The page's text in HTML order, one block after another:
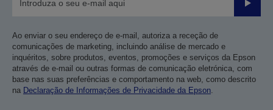
Enviar
Ao enviar o seu endereço de e-mail, autoriza a receção de
comunicações de marketing, incluindo análise de mercado e
inquéritos, sobre produtos, eventos, promoções e serviços da Epson
através de e-mail ou outras formas de comunicação eletrónica, com
base nas suas preferências e comportamento na web, como descrito
na Declaração de Informações de Privacidade da Epson.